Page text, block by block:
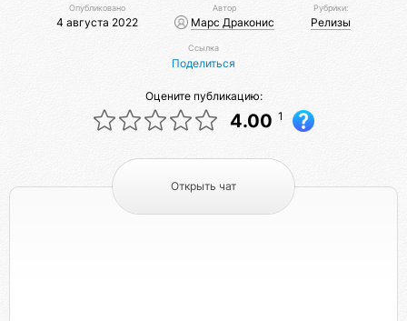
Опубликовано
4 августа 2022
Автор
Марс Драконис
Рубрики:
Релизы
Ссылка
Поделиться
Оцените публикацию:
4.00 1
Открыть чат